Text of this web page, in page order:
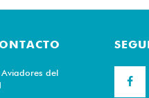
del